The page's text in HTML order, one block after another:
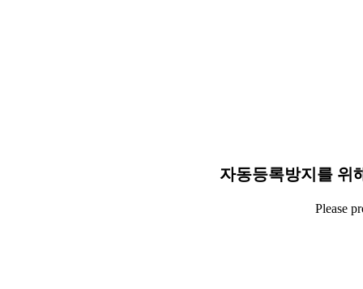
자동등록방지를 위
Please